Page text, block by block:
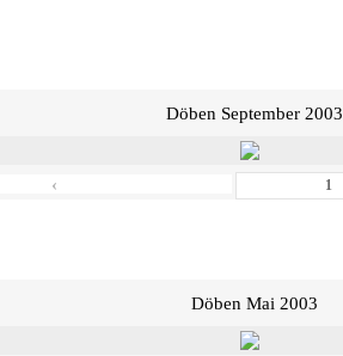
Döben September 2003
‹
Döben Mai 2003